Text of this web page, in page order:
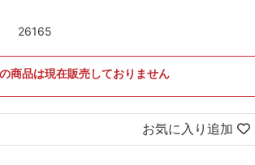
26165
商品は現在販売しておりません
お気に入り追加